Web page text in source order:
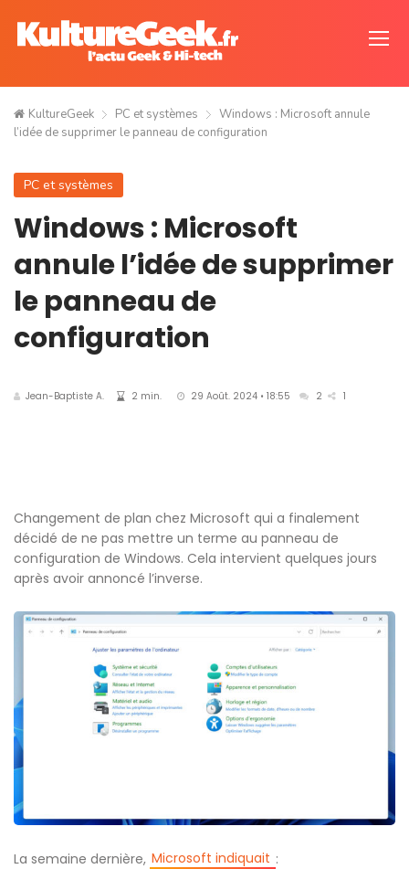
KultureGeek PC et systèmes
Windows : Microsoft annule
l’idée de supprimer le panneau de configuration
PC et systèmes
Windows : Microsoft
annule l’idée de supprimer
le panneau de
configuration
Jean-Baptiste A. 2 min. 29 Août. 2024 • 18:55 2 1
Changement de plan chez Microsoft qui a finalement
décidé de ne pas mettre un terme au panneau de
configuration de Windows. Cela intervient quelques jours
après avoir annoncé l’inverse.
La semaine dernière, Microsoft indiquait :